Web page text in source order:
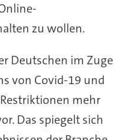
zu wollen.
Deutschen im Zuge
von Covid-19 und
mehr
Das spiegelt sich